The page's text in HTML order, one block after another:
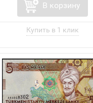
В корзину